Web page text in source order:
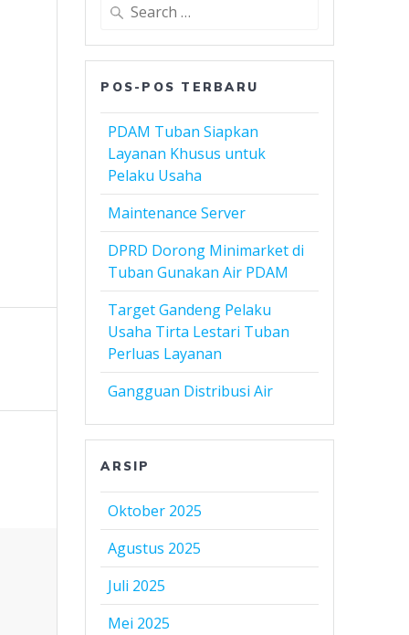
Search
POS-POS TERBARU
PDAM Tuban Siapkan
Layanan Khusus untuk
Pelaku Usaha
Maintenance Server
DPRD Dorong Minimarket di
Tuban Gunakan Air PDAM
Target Gandeng Pelaku
Usaha Tirta Lestari Tuban
Perluas Layanan
Gangguan Distribusi Air
ARSIP
Oktober 2025
Agustus 2025
Juli 2025
Mei 2025